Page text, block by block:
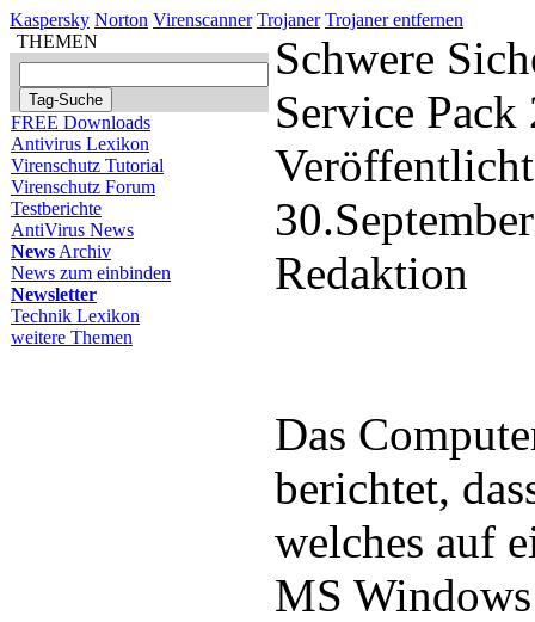
Kaspersky Norton Virenscanner Trojaner Trojaner entfernen
THEMEN
FREE Downloads
Antivirus Lexikon
Virenschutz Tutorial
Virenschutz Forum
Testberichte
AntiVirus News
News Archiv
News zum einbinden
Newsletter
Technik Lexikon
weitere Themen
Schwere
Service Pack
Redaktion
Das
berichtet,
welches auf
MS